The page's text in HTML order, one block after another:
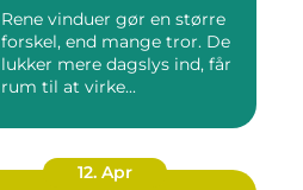
Rene vinduer gør en større
forskel, end mange tror. De
lukker mere dagslys ind, får
rum til at virke...
12. Apr